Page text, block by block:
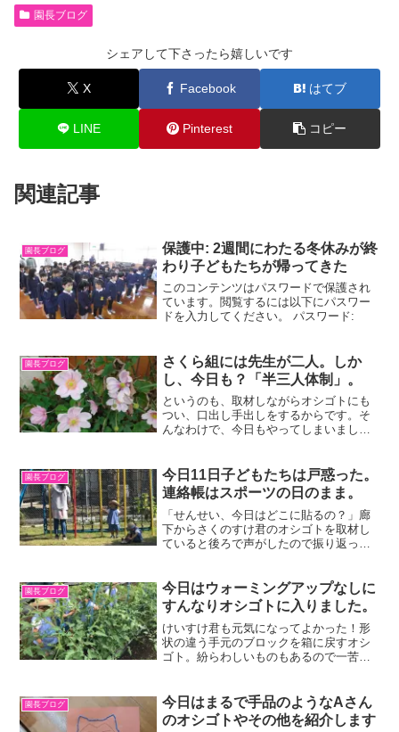
園長ブログ
シェアして下さったら嬉しいです
X Facebook はてブ
LINE Pinterest コピー
関連記事
園長ブログ
保護中: 2週間にわたる冬休みが終
わり子どもたちが帰ってきた
このコンテンツはパスワードで保護され
ています。閲覧するには以下にパスワー
ドを入力してください。 パスワード:
園長ブログ
さくら組には先生が二人。しか
し、今日も？「半三人体制」。
というのも、取材しながらオシゴトにも
つい、口出し手出しをするからです。そ
んなわけで、今日もやってしまいまし
オシゴトに取り組む姿にみなぎるエネル
ギーを感じたからです。一番...
園長ブログ
今日11日子どもたちは戸惑った。
連絡帳はスポーツの日のまま。
「せんせい、今日はどこに貼るの？」廊
下からさくのすけ君のオシゴトを取材し
ていると後ろで声がしたので振り返って
で急遽スポーツの日が返上になったもの
だから「スポーツの日」が...
園長ブログ
今日はウォーミングアップなしに
すんなりオシゴトに入りました。
けいすけ君も元気になってよかった！形
状の違う手元のブロックを箱に戻すオシ
ゴト。紛らわしいものもあるので一苦
れよりも一直線に並べたブロックがイメ
ージさせる物を口にしながら...
園長ブログ
今日はまるで手品のようなAさん
のオシゴトやその他を紹介します